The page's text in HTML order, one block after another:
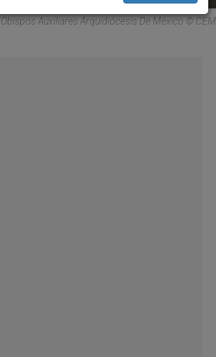
Obispos Auxiliares Arquidiócesis De México © CEM